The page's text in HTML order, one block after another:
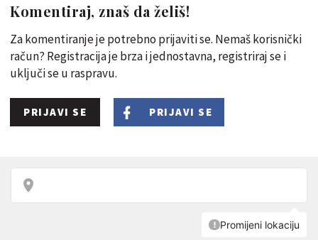
Komentiraj, znaš da želiš!
Za komentiranje je potrebno prijaviti se. Nemaš korisnički
račun? Registracija je brza i jednostavna, registriraj se i
uključi se u raspravu.
PRIJAVI SE PRIJAVI SE